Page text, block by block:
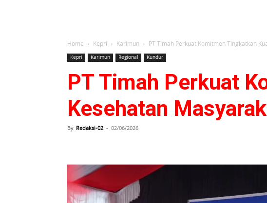
Home Kepri Karimun PT Timah Perkuat Komitmen Tingkatkan
Kepri Karimun Regional Kundur
PT Timah Perkuat
Kesehatan
By Redaksi-02 - 02/06/2026